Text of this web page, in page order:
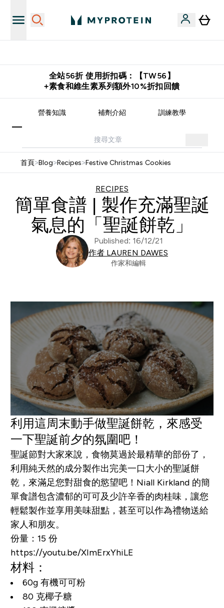
全站56折 使用折扣碼：【TW56】
+素食和維生素系列額外10%折扣回饋
營養知識 補劑介紹 訓練教學
首頁>Blog>Recipes>Festive Christmas Cookies
RECIPES
簡單食譜 | 製作充滿聖誕
氣息的「聖誕餅乾」
Published: 16/12/21
作者 LAUREN DAWES
作家和編輯
利用這周末動手做聖誕餅乾，來感受
一下聖誕前夕的氛圍吧！
聖誕節對大家來說，食物莫過於最精華的部份了，
利用純天然的成分製作出完美一口大小的聖誕餅
乾，來滿足您對甜食的慾望吧！Niall Kirkland 的簡
單食譜包含濃郁的可可及少許辛香的肉桂味，讓您
輕鬆製作並享用美味甜點，甚至可以作為禮物送給
家人和朋友。
份量：15 份
https://youtu.be/XImErxYhiLE
材料：
60g 有機可可粉
80 克椰子糖